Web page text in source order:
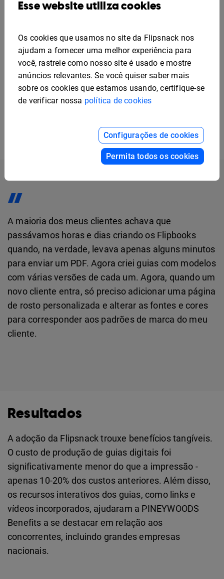
Guias de benefícios digitais economizam tempo e
vantagens de usar a Flipsnack é a capacidade de
criar e usar modelos. Em seguida, eles
personalizam cada um deles e os enviam aos
clientes. Isso permite que eles se destaquem da
multidão e impressionem através de sua atenção
aos detalhes.
A maioria dos meus clientes achava que
passávamos horas e dias criando os Flipbooks
quando, na verdade, levava apenas alguns minutos
para enviar um PDF. Agora criei guias com modelos
com várias versões de cada um. Agora, quando um
novo cliente entra, só preciso adicionar uma página
de rosto personalizada e alterar as fontes e cores
para corresponder aos padrões de marca do meu
cliente.
Resultados
A adoção da Flipsnack trouxe benefícios tangíveis.
O custo de produção de guias digitais foi
significativamente menor do que a impressão -
apenas 10-20% dos custos anteriores. Além disso,
os recursos interativos dos guias, como links e
vídeos incorporados, ajudaram a PINEYWOODS
Benefits a se destacar em relação aos
concorrentes, incluindo grandes empresas
nacionais.
Esse website utiliza cookies
Os cookies que usamos no site da Flipsnack nos
ajudam a fornecer uma melhor experiência para
você, rastreie como nosso site é usado e mostre
anúncios relevantes. Se você quiser saber mais
sobre os cookies que estamos usando, certifique-se
de verificar nossa política de cookies
Configurações de cookies
Permita todos os cookies